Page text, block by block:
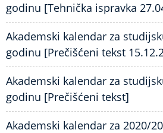
godinu [Tehnička ispravka
Akademski kalendar za
godinu [Prečišćeni tekst
Akademski kalendar za
godinu [Prečišćeni tekst]
Akademski kalendar za 2020/